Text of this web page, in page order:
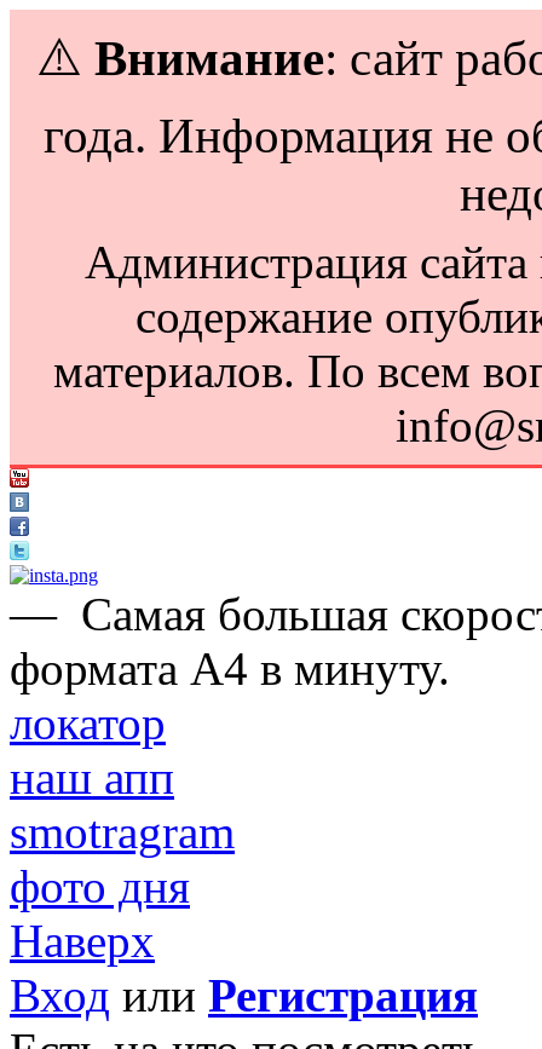
⚠️ Внимание: сайт
года. Информация не
Администрация сайта
содержание
материалов. По всем
— Самая большая
формата А4 в минуту.
локатор
наш апп
smotragram
фото дня
Наверх
Вход или Регистрация